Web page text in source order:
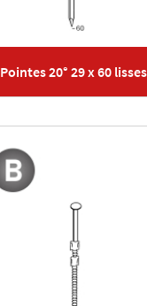
Pointes 20° 29 x 60 lisses